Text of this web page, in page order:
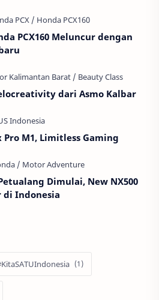
PCX160 Meluncur dengan
dari Asmo Kalbar
Pro M1, Limitless Gaming
Dimulai, New NX500
di Indonesia